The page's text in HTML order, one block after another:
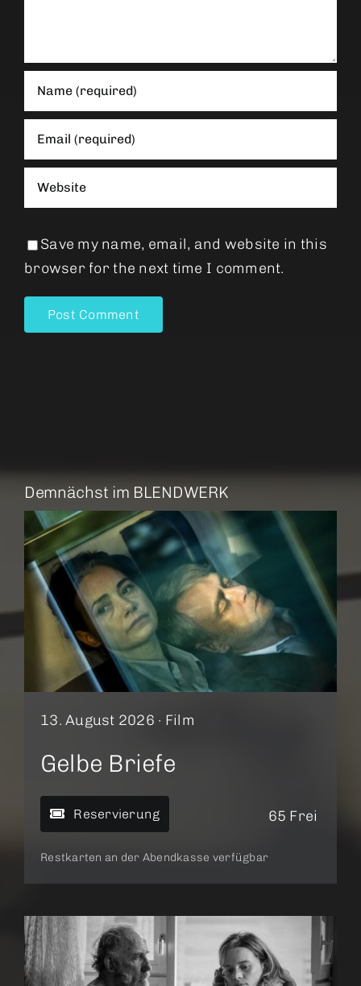
Save my name, email, and website in this
browser for the next time I comment.
Demnächst im BLENDWERK
13. August 2026 · Film
Gelbe Briefe
Reservierung 65 Frei
Restkarten an der Abendkasse verfügbar